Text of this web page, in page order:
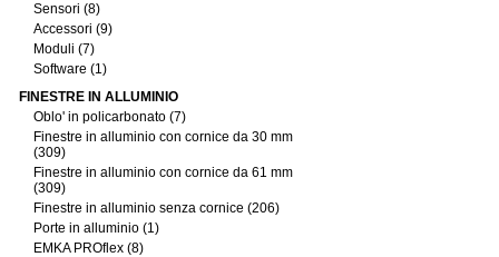
Sensori (8)
Accessori (9)
Moduli (7)
Software (1)
FINESTRE IN ALLUMINIO
Oblo' in policarbonato (7)
Finestre in alluminio con cornice da 30 mm
(309)
Finestre in alluminio con cornice da 61 mm
(309)
Finestre in alluminio senza cornice (206)
Porte in alluminio (1)
EMKA PROflex (8)